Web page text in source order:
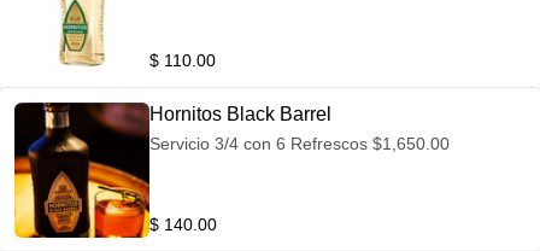
$ 110.00
Hornitos Black Barrel
Servicio 3/4 con 6 Refrescos $1,650.00
$ 140.00